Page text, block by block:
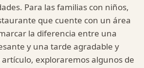
Para las familias con niños,
que cuente con un área
la diferencia entre una
y una tarde agradable y
artículo, exploraremos algunos de